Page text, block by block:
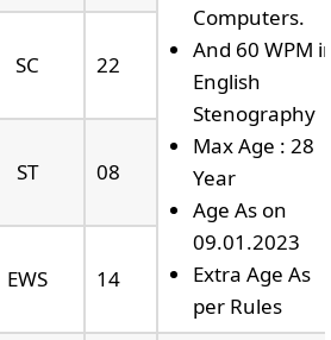
Computers.
And 60 WPM
English
Stenography
Max Age : 28
Year
Age As on
09.01.2023
Extra Age As
per Rules
SC 22
ST 08
EWS 14